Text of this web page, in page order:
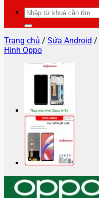
Tìm
kiếm:
Trang chủ / Sửa Android /
Hình Oppo